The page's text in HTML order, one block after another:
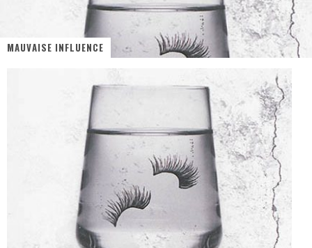
PsyRiver 2026 : la magie revient sur les rives de l’Aar
« MOFUSAND / Parler Japonais » – Des Expressions Pratiques !
Assassin's Creed Black Flag Resynced
« Le Vent dand les Saules » - Une Belle Histoire !
MAUVAISE INFLUENCE